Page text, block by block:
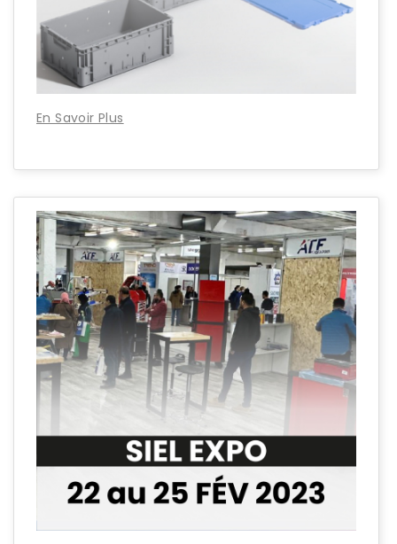
En Savoir Plus